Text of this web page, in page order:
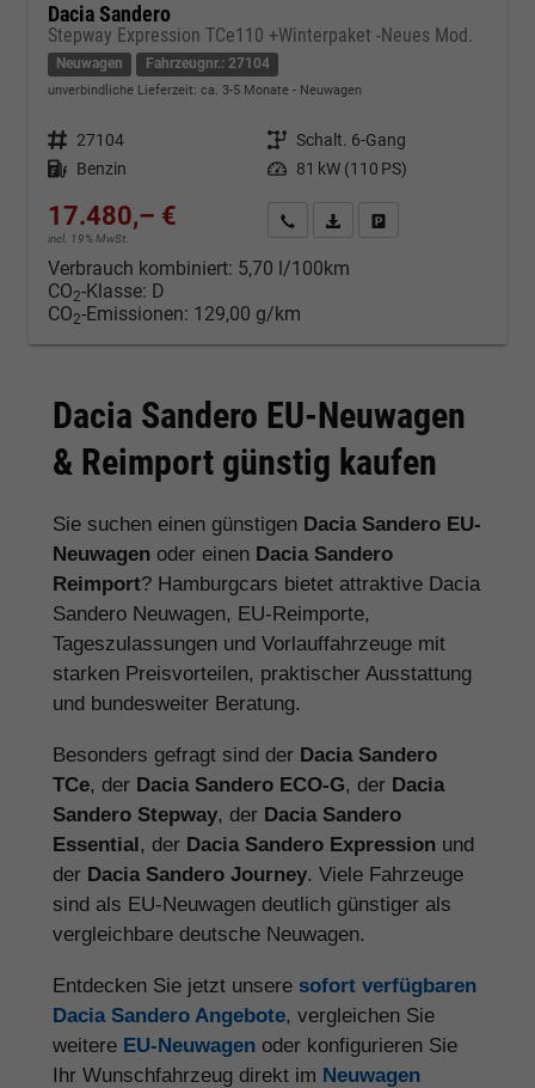
Dacia Sandero
Stepway Expression TCe110 +Winterpaket -Neues Mod.
Neuwagen Fahrzeugnr.: 27104
unverbindliche Lieferzeit: ca. 3-5 Monate Neuwagen
Fahrzeugnr. 27104 Getriebe Schalt. 6-Gang
Kraftstoff Benzin Leistung 81 kW (110 PS)
17.480,– €
incl. 19% MwSt.
Kontakt & Angebot anfordern
PDF-Datei, Fahrzeugexposé
Verbrauch kombiniert: 5,70 l/100km
CO2-Klasse: D
CO2-Emissionen: 129,00 g/km
Dacia Sandero EU-Neuwagen
& Reimport günstig kaufen
Sie suchen einen günstigen Dacia Sandero EU-
Neuwagen oder einen Dacia Sandero
Reimport? Hamburgcars bietet attraktive Dacia
Sandero Neuwagen, EU-Reimporte,
Tageszulassungen und Vorlauffahrzeuge mit
starken Preisvorteilen, praktischer Ausstattung
und bundesweiter Beratung.
Besonders gefragt sind der Dacia Sandero
TCe, der Dacia Sandero ECO-G, der Dacia
Sandero Stepway, der Dacia Sandero
Essential , der Dacia Sandero Expression und
der Dacia Sandero Journey. Viele Fahrzeuge
sind als EU-Neuwagen deutlich günstiger als
vergleichbare deutsche Neuwagen.
Entdecken Sie jetzt unsere sofort verfügbaren
Dacia Sandero Angebote, vergleichen Sie
weitere EU-Neuwagen oder konfigurieren Sie
Ihr Wunschfahrzeug direkt im Neuwagen